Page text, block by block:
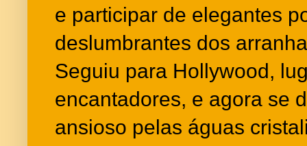
e participar de elegantes
deslumbrantes dos
Seguiu para Hollywood,
encantadores, e agora se
ansioso pelas águas